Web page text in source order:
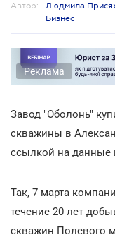
Автор:
Людмила
Бизнес
Реклама
Завод "Оболонь"
скважины в
ссылкой на данные
Так, 7 марта
течение 20 лет
скважин Полевого